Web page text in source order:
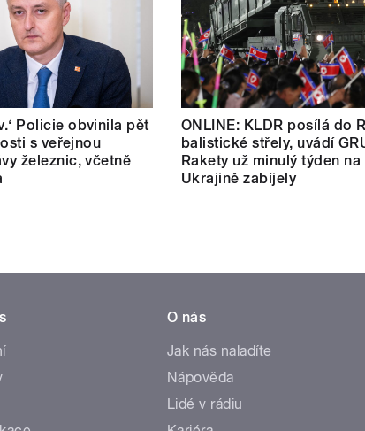
Policie obvinila pět
s veřejnou
železnic, včetně
ONLINE: KLDR posílá do
balistické střely, uvádí
Rakety už minulý týden na
Ukrajině zabíjely
O nás
Jak nás naladíte
Nápověda
Lidé v rádiu